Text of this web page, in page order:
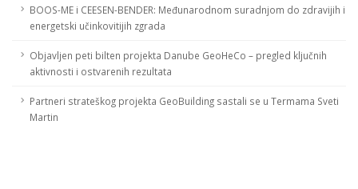
BOOS-ME i CEESEN-BENDER: Međunarodnom suradnjom do zdravijih i
energetski učinkovitijih zgrada
Objavljen peti bilten projekta Danube GeoHeCo – pregled ključnih
aktivnosti i ostvarenih rezultata
Partneri strateškog projekta GeoBuilding sastali se u Termama Sveti
Martin